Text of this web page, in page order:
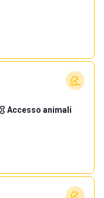
Accesso animali·